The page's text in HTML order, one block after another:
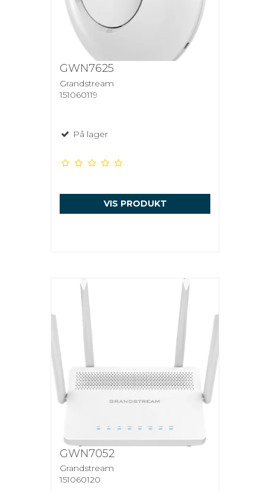
GWN7625
Grandstream
151060119
På lager
VIS PRODUKT
GWN7052
Grandstream
151060120